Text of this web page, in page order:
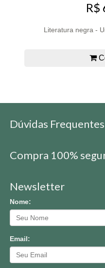
R$
Literatura negra -
Dúvidas Frequentes
Compra 100%
Newsletter
Nome:
Email: